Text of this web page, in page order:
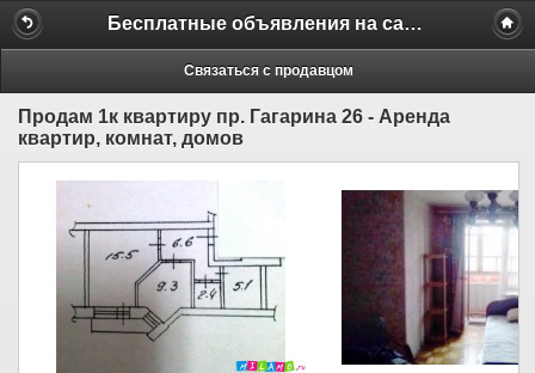
Бесплатные объявления на сайте MILAMO.ru
Связаться с продавцом
Продам 1к квартиру пр. Гагарина 26 - Аренда
квартир, комнат, домов